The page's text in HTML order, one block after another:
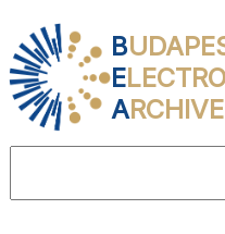
B
E
ARCHIVE